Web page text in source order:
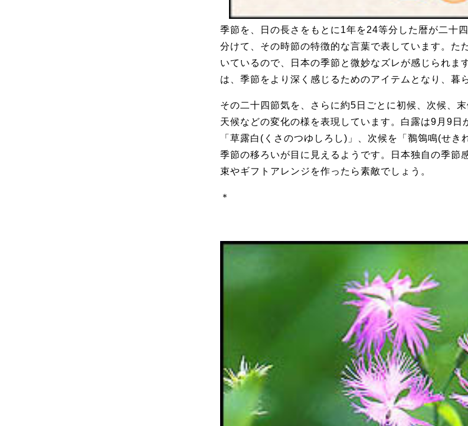
季節を、日の長さをもとに1年を24等分した暦が二十
分けて、その時節の特徴的な言葉で表しています。
いているので、日本の季節と微妙なズレが感じられま
は、季節をより深く感じるためのアイテムとなり、暮
その二十四節気を、さらに約5日ごとに初候、次候、
天候などの変化の様を表現しています。白露は9月9
「草露白(くさのつゆしろし)」、次候を「鶺鴒鳴(せ
季節の移ろいが目に見えるようです。日本独自の季節
束やギフトアレンジを作ったら素敵でしょう。
＊